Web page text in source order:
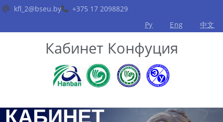
kfl_2@bseu.by
+375 17 2098829
Ру
Eng 中文
Кабинет Конфуция
КАБИНЕТ